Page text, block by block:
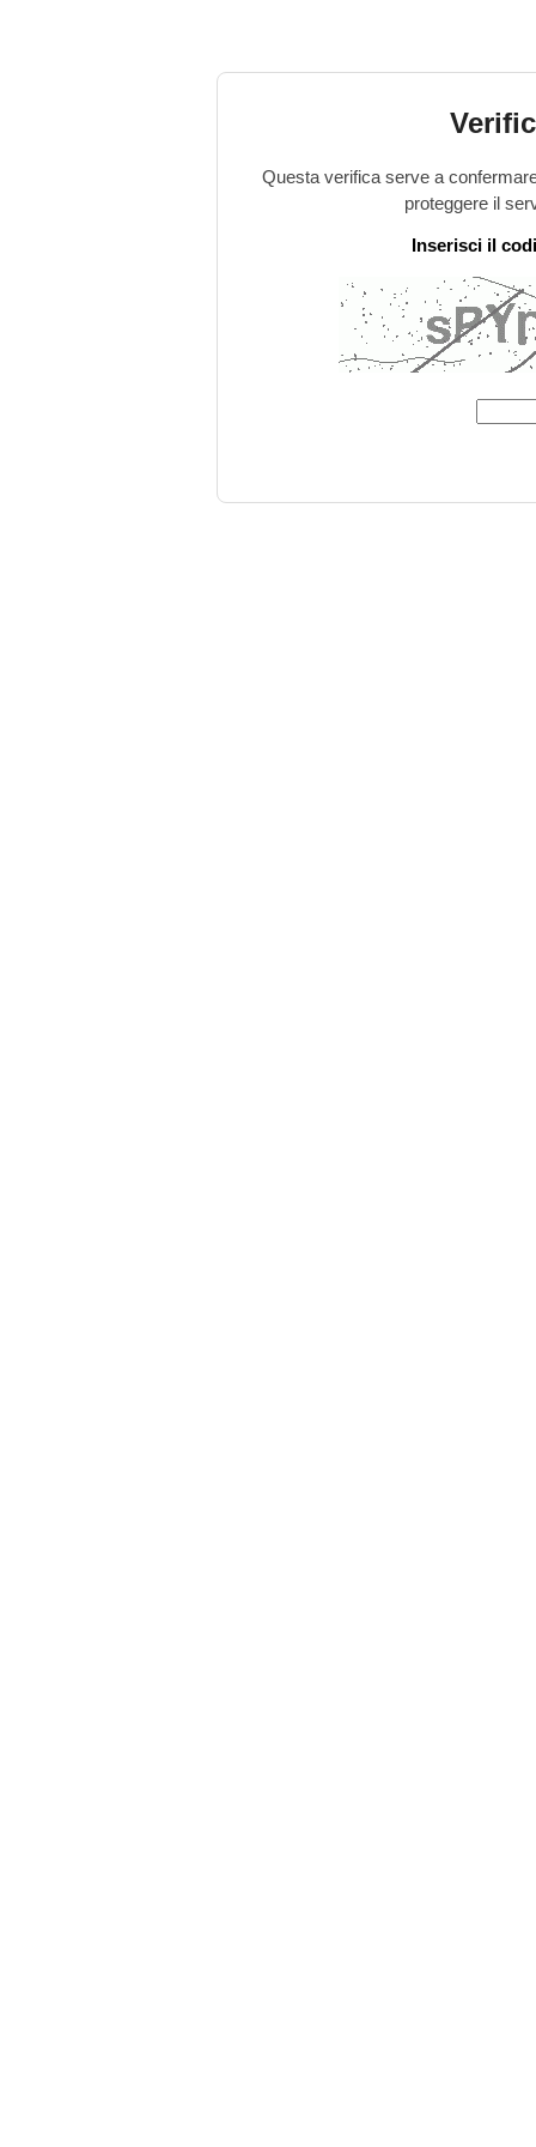
Questa verifica serve a
proteggere il
Inserisci il